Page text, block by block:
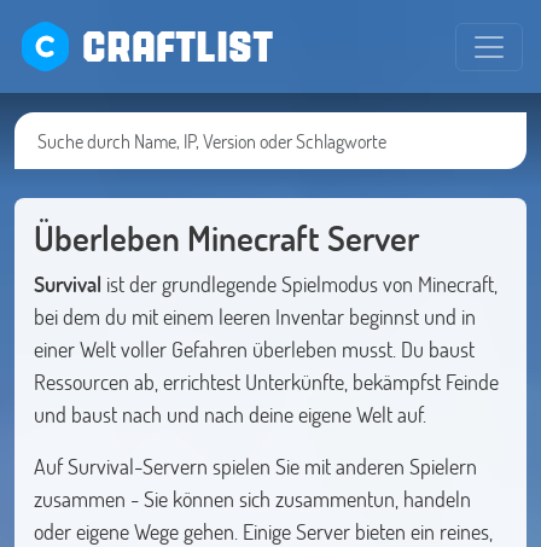
CRAFTLIST
Überleben Minecraft Server
Survival ist der grundlegende Spielmodus von Minecraft,
bei dem du mit einem leeren Inventar beginnst und in
einer Welt voller Gefahren überleben musst. Du baust
Ressourcen ab, errichtest Unterkünfte, bekämpfst Feinde
und baust nach und nach deine eigene Welt auf.
Auf Survival-Servern spielen Sie mit anderen Spielern
zusammen - Sie können sich zusammentun, handeln
oder eigene Wege gehen. Einige Server bieten ein reines,